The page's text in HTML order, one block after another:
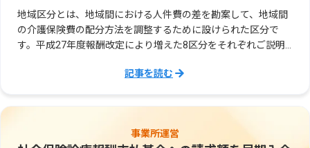
地域区分とは、地域間における人件費の差を勘案して、地域間
の介護保険費の配分方法を調整するために設けられた区分で
す。平成27年度報酬改定により増えた8区分をそれぞれご説明
記事を読む
事業所運営